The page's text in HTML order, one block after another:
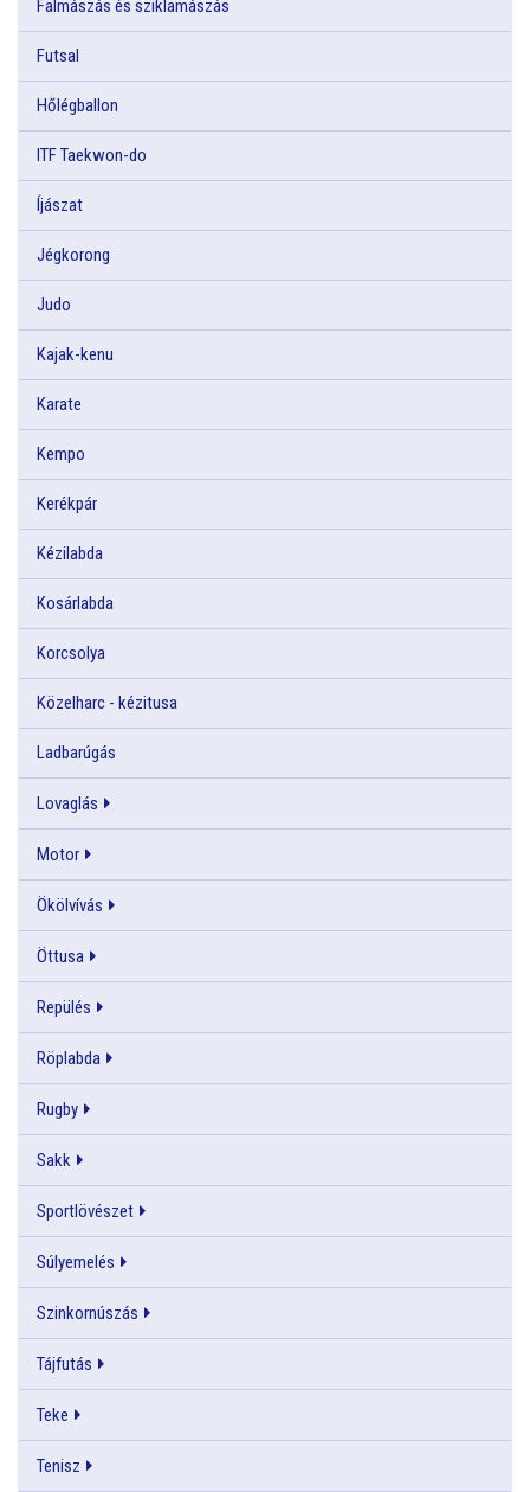
Falmászás és sziklamászás
Futsal
Hőlégballon
ITF Taekwon-do
Íjászat
Jégkorong
Judo
Kajak-kenu
Karate
Kempo
Kerékpár
Kézilabda
Kosárlabda
Korcsolya
Közelharc - kézitusa
Ladbarúgás
Lovaglás
Motor
Ökölvívás
Öttusa
Repülés
Röplabda
Rugby
Sakk
Sportlövészet
Súlyemelés
Szinkornúszás
Tájfutás
Teke
Tenisz